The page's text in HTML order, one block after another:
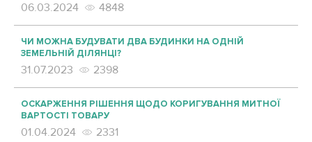
06.03.2024 4848
ЧИ МОЖНА БУДУВАТИ ДВА БУДИНКИ НА ОДНІЙ
ЗЕМЕЛЬНІЙ ДІЛЯНЦІ?
31.07.2023 2398
ОСКАРЖЕННЯ РІШЕННЯ ЩОДО КОРИГУВАННЯ МИТНОЇ
ВАРТОСТІ ТОВАРУ
01.04.2024 2331